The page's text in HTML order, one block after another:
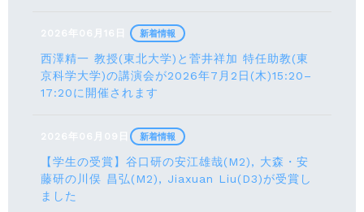
2026年06月16日
西澤精一 教授(東北大学)と菅井祥加 特任助教(東
京科学大学)の講演会が2026年7月2日(木)15:20–
17:20に開催されます
新着情報
2026年06月09日
【学生の受賞】谷口研の安江雄哉(M2), 大森・安
藤研の川俣 昌弘(M2), Jiaxuan Liu(D3)が受賞し
ました
新着情報